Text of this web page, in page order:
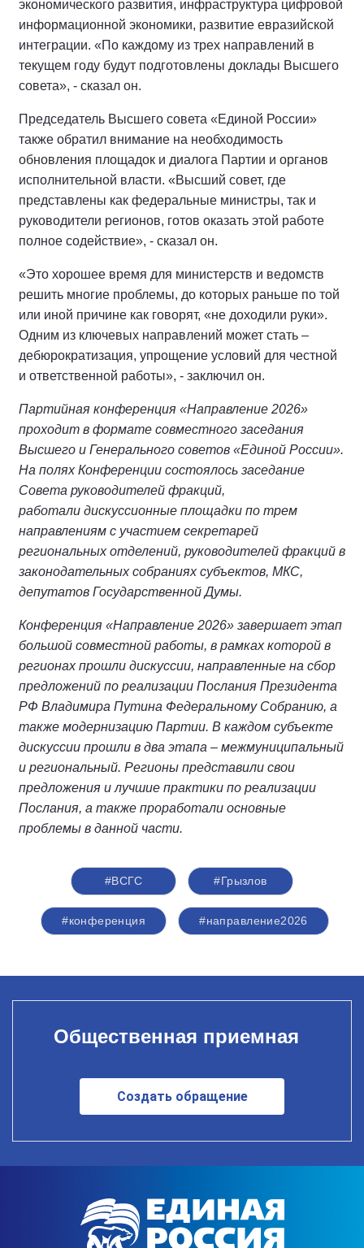
экономического развития, инфраструктура цифровой
информационной экономики, развитие евразийской
интеграции. «По каждому из трех направлений в
текущем году будут подготовлены доклады Высшего
совета», - сказал он.
Председатель Высшего совета «Единой России»
также обратил внимание на необходимость
обновления площадок и диалога Партии и органов
исполнительной власти. «Высший совет, где
представлены как федеральные министры, так и
руководители регионов, готов оказать этой работе
полное содействие», - сказал он.
«Это хорошее время для министерств и ведомств
решить многие проблемы, до которых раньше по той
или иной причине как говорят, «не доходили руки».
Одним из ключевых направлений может стать –
дебюрократизация, упрощение условий для честной
и ответственной работы», - заключил он.
Партийная конференция «Направление 2026»
проходит в формате совместного заседания
Высшего и Генерального советов «Единой России».
На полях Конференции состоялось заседание
Совета руководителей фракций,
работали дискуссионные площадки по трем
направлениям с участием секретарей
региональных отделений, руководителей фракций в
законодательных собраниях субъектов, МКС,
депутатов Государственной Думы.
Конференция «Направление 2026» завершает этап
большой совместной работы, в рамках которой в
регионах прошли дискуссии, направленные на сбор
предложений по реализации Послания Президента
РФ Владимира Путина Федеральному Собранию, а
также модернизацию Партии. В каждом субъекте
дискуссии прошли в два этапа – межмуниципальный
и региональный. Регионы представили свои
предложения и лучшие практики по реализации
Послания, а также проработали основные
проблемы в данной части.
#ВСГС #Грызлов
#конференция #направление2026
Общественная приемная
Создать обращение